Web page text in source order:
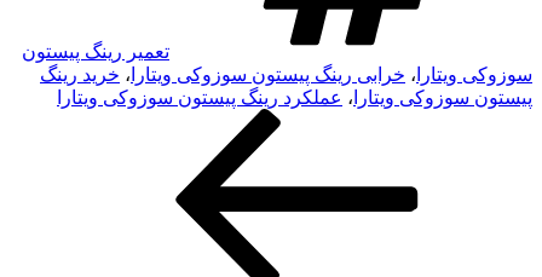
تعمیر رینگ پیستون
سوزوکی ویتارا ، خرابی رینگ پیستون سوزوکی ویتارا ، خرید رینگ
پیستون سوزوکی ویتارا ، عملکرد رینگ پیستون سوزوکی ویتارا